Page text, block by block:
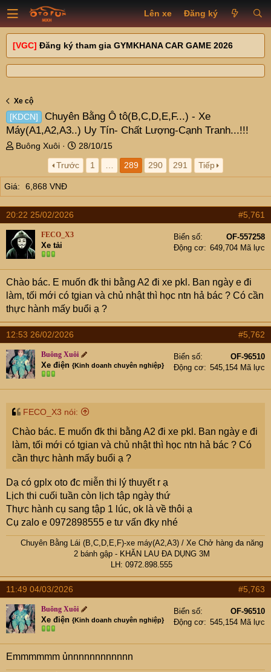
Lên xe Đăng ký
[VGC] Đăng ký tham gia GYMKHANA CAR GAME 2026
Xe cộ
[KDCN]
Chuyên Bằng Ô tô(B,C,D,E,F...) - Xe
Máy(A1,A2,A3..) Uy Tín- Chất Lượng-Cạnh Tranh...!!!
T
e
a
s
t
a
r
t
e
r
Buông Xuôi
N
g
à
y
28/10/15
Trước
1 289 290 291 Tiếp
Giá 6,868 VNĐ
20:22 25/02/2026 #5,761
FECO_X3
Xe tải
Biển số
OF-557258
Động cơ
649,704 Mã lực
Chào bác. E muốn đk thi bằng A2 đi xe pkl. Ban ngày e đi
làm, tối mới có tgian và chủ nhật thì học ntn hả bác ? Có cần
thực hành mấy buổi ạ ?
12:53 26/02/2026 #5,762
Buông Xuôi
Xe điện {Kinh doanh chuyên nghiệp}
Biển số
OF-96510
Động cơ
545,154 Mã lực
FECO_X3 nói:
Chào bác. E muốn đk thi bằng A2 đi xe pkl. Ban ngày e đi
làm, tối mới có tgian và chủ nhật thì học ntn hả bác ? Có
cần thực hành mấy buổi ạ ?
Dạ có gplx oto đc miễn thi lý thuyết r ạ
Lịch thi cuối tuần còn lịch tập ngày thứ
Thực hành cụ sang tập 1 lúc, ok là về thôi ạ
Cụ zalo e 0972898555 e tư vấn đky nhé
Chuyên Bằng Lái (B,C,D,E,F)-xe máy(A2,A3)/ Xe Chở hàng đa năng
2 bánh gập- KHĂN LAU ĐA DỤNG 3M
LH: 0972.898.555​
11:49 04/03/2026 #5,763
Buông Xuôi
Xe điện {Kinh doanh chuyên nghiệp}
Biển số
OF-96510
Động cơ
545,154 Mã lực
Emmmmmm ủnnnnnnnnnnnn